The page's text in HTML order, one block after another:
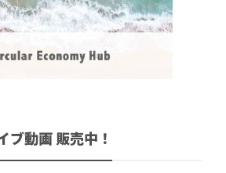
ブ動画 販売中！